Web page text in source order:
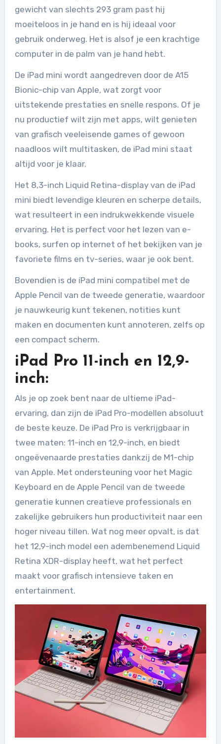
gewicht van slechts 293 gram past hij
moeiteloos in je hand en is hij ideaal voor
gebruik onderweg. Het is alsof je een krachtige
computer in de palm van je hand hebt.
De iPad mini wordt aangedreven door de A15
Bionic-chip van Apple, wat zorgt voor
uitstekende prestaties en snelle respons. Of je
nu productief wilt zijn met apps, wilt genieten
van grafisch veeleisende games of gewoon
naadloos wilt multitasken, de iPad mini staat
altijd voor je klaar.
Het 8,3-inch Liquid Retina-display van de iPad
mini biedt levendige kleuren en scherpe details,
wat resulteert in een indrukwekkende visuele
ervaring. Het is perfect voor het lezen van e-
books, surfen op internet of het bekijken van je
favoriete films en tv-series, waar je ook bent.
Bovendien is de iPad mini compatibel met de
Apple Pencil van de tweede generatie, waardoor
je nauwkeurig kunt tekenen, notities kunt
maken en documenten kunt annoteren, zelfs op
een compact scherm.
iPad Pro 11-inch en 12,9-
inch:
Als je op zoek bent naar de ultieme iPad-
ervaring, dan zijn de iPad Pro-modellen absoluut
de beste keuze. De iPad Pro is verkrijgbaar in
twee maten: 11-inch en 12,9-inch, en biedt
ongeëvenaarde prestaties dankzij de M1-chip
van Apple. Met ondersteuning voor het Magic
Keyboard en de Apple Pencil van de tweede
generatie kunnen creatieve professionals en
zakelijke gebruikers hun productiviteit naar een
hoger niveau tillen. Wat nog meer opvalt, is dat
het 12,9-inch model een adembenemend Liquid
Retina XDR-display heeft, wat het perfect
maakt voor grafisch intensieve taken en
entertainment.